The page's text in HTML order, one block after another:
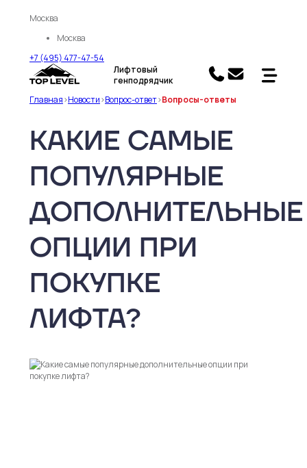
Москва
Москва
+7 (495) 477-47-54
Лифтовый
генподрядчик
Главная>Новости>Вопрос-ответ>Вопросы-ответы
КАКИЕ САМЫЕ
ПОПУЛЯРНЫЕ
ДОПОЛНИТЕЛЬНЫЕ
ОПЦИИ ПРИ
ПОКУПКЕ
ЛИФТА?